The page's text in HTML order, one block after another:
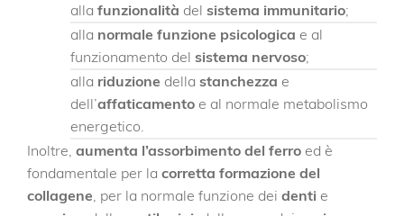
alla funzionalità del sistema immunitario;
alla normale funzione psicologica e al
funzionamento del sistema nervoso;
alla riduzione della stanchezza e
dell’affaticamento e al normale metabolismo
energetico.
Inoltre, aumenta l’assorbimento del ferro ed è
fondamentale per la corretta formazione del
collagene, per la normale funzione dei denti e